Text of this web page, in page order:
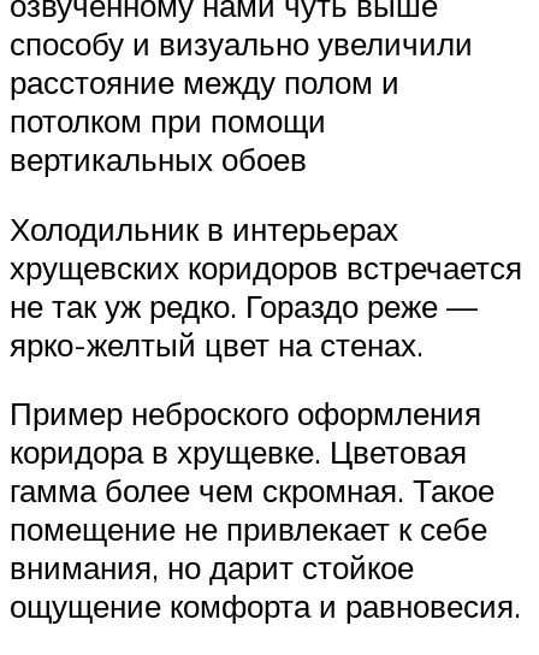
способу и визуально увеличили
расстояние между полом и
потолком при помощи
вертикальных обоев
Холодильник в интерьерах
хрущевских коридоров встречается
не так уж редко. Гораздо реже —
ярко-желтый цвет на стенах.
Пример неброского оформления
коридора в хрущевке. Цветовая
гамма более чем скромная. Такое
помещение не привлекает к себе
внимания, но дарит стойкое
ощущение комфорта и равновесия.